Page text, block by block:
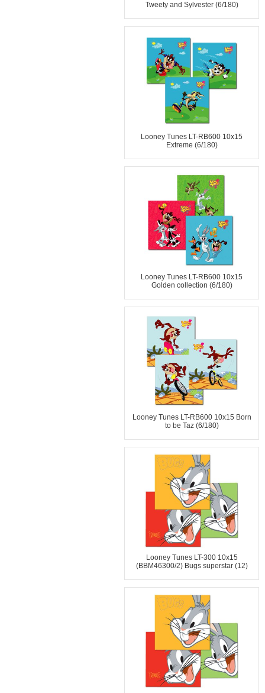
Tweety and Sylvester (6/180)
Looney Tunes LT-RB600 10x15
Extreme (6/180)
Looney Tunes LT-RB600 10x15
Golden collection (6/180)
Looney Tunes LT-RB600 10x15 Born
to be Taz (6/180)
Looney Tunes LT-300 10x15
(BBM46300/2) Bugs superstar (12)